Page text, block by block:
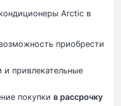
Arctic в
приобрести
и привлекательные
покупки в рассрочку